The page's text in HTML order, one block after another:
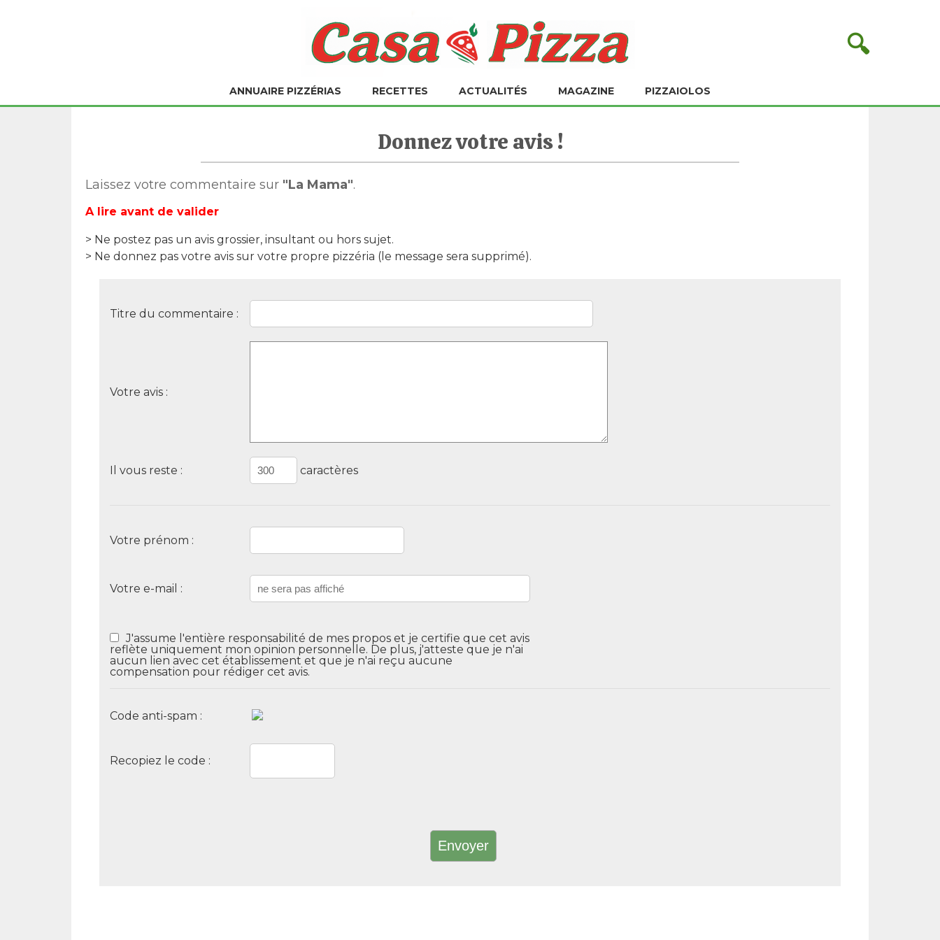
🔍
ANNUAIRE PIZZÉRIAS RECETTES ACTUALITÉS MAGAZINE PIZZAIOLOS
Donnez votre avis !
Laissez votre commentaire sur "La Mama".
A lire avant de valider
> Ne postez pas un avis grossier, insultant ou hors sujet.
> Ne donnez pas votre avis sur votre propre pizzéria (le message sera supprimé).
Titre du commentaire :
Votre avis :
Il vous reste : caractères
Votre prénom :
Votre e-mail :
J'assume l'entière responsabilité de mes propos et je certifie que cet avis
reflète uniquement mon opinion personnelle. De plus, j'atteste que je n'ai
aucun lien avec cet établissement et que je n'ai reçu aucune
compensation pour rédiger cet avis.
Code anti-spam :
Recopiez le code :